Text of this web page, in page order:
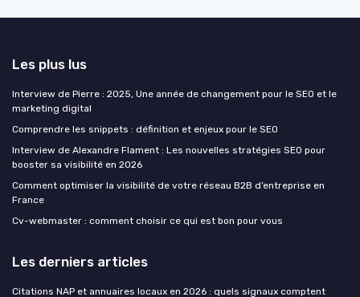
Les plus lus
Interview de Pierre : 2025, Une année de changement pour le SEO et le
marketing digital
Comprendre les snippets : définition et enjeux pour le SEO
Interview de Alexandre Flament : Les nouvelles stratégies SEO pour
booster sa visibilité en 2026
Comment optimiser la visibilité de votre réseau B2B d’entreprise en
France
Cv-webmaster : comment choisir ce qui est bon pour vous
Les derniers articles
Citations NAP et annuaires locaux en 2026 : quels signaux comptent